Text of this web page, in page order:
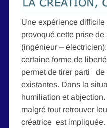
Une expérience difficile
provoqué cette prise de
(ingénieur –
certaine forme de
permet de tirer parti de
existantes. Dans la
humiliation et abjection.
malgré tout retrouver
créatrice est impliquée.